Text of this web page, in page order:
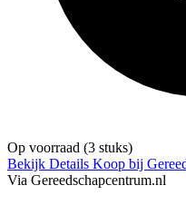
Op voorraad (3 stuks)
Bekijk Details Koop bij
Via Gereedschapcentrum.nl